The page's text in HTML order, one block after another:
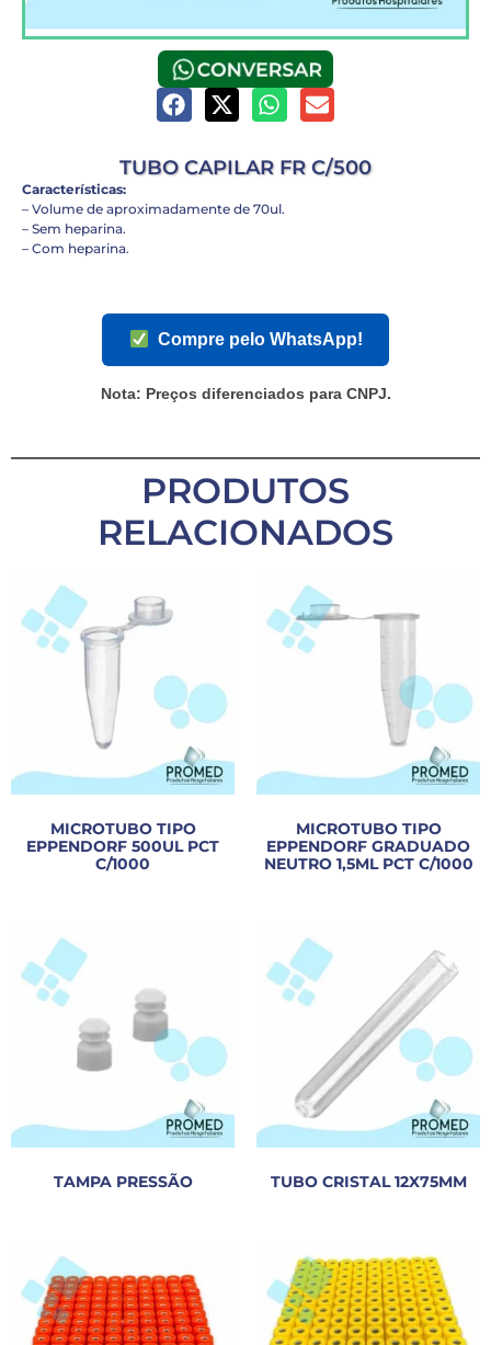
TUBO CAPILAR FR C/500
Características:
– Volume de aproximadamente de 70ul.
– Sem heparina.
– Com heparina.
Compre pelo WhatsApp!
Nota: Preços diferenciados para CNPJ.
PRODUTOS
RELACIONADOS
MICROTUBO TIPO
EPPENDORF 500UL PCT
C/1000
MICROTUBO TIPO
EPPENDORF GRADUADO
NEUTRO 1,5ML PCT C/1000
TAMPA PRESSÃO TUBO CRISTAL 12X75MM